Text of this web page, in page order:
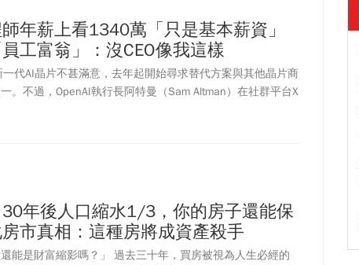
年薪上看1340萬「只是基本薪資」
工富翁」：沒CEO像我這樣
代AI晶片不甚滿意，去年起開始尋求替代方案與其他晶片商
。不過，OpenAI執行長阿特曼（Sam Altman）在社群平台X
最好的AI晶片」，OpenAI希望長期成為其「巨大客戶」。AI
290萬至1344萬元）。
年後人口縮水1/3，你的房子還能保
市真相：這種房將成資產殺手
能是財富縮影嗎？」 過去三十年，買房被視為人生必經的